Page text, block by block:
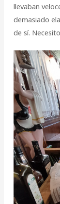
llevaban
demasiado
de sí.